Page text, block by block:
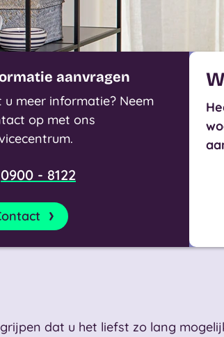
aanvragen
u meer informatie? Neem
op met ons
0900 - 8122
dat u het liefst zo lang